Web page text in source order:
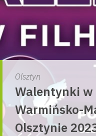
Olsztyn
Walentynki
Warmińsko-
Olsztynie